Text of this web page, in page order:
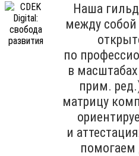
Наша
между
по
в
прим.
матрицу
и
помогаем